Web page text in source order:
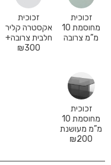
זכוכית
מחוסמת 10
מ”מ צרובה
זכוכית
אקסטרה קליר
חלבית צרובה+
₪300
זכוכית
מחוסמת 10
מ”מ מעושנת
₪200